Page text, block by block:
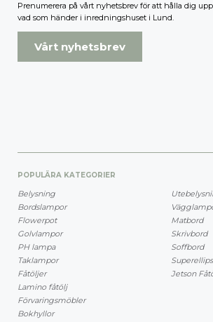
Prenumerera på vårt nyhetsbrev för att hålla dig
vad som händer i inredningshuset i Lund.
Vårt nyhetsbrev
POPULÄRA KATEGORIER
Belysning
Bordslampor
Flowerpot
Golvlampor
PH lampa
Taklampor
Fåtöljer
Lamino fåtölj
Förvaringsmöbler
Bokhyllor
Matbord
Skrivbord
Soffbord
Jetson